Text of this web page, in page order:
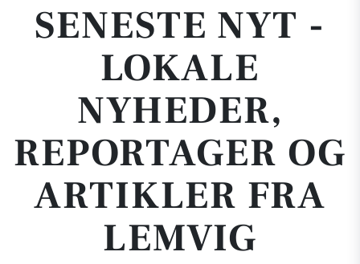
SENESTE NYT -
LOKALE
NYHEDER,
REPORTAGER OG
ARTIKLER FRA
LEMVIG